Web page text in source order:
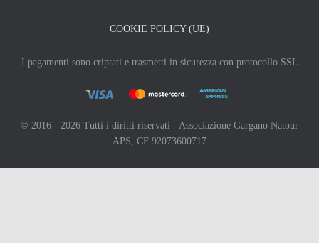
COOKIE POLICY (UE)
I pagamenti sono criptati e trasmetti in sicurezza con protocollo SSL
© 2016 - 2026 Tutti i diritti riservati - Associazione Gargano Natour
APS, CF 92073600717